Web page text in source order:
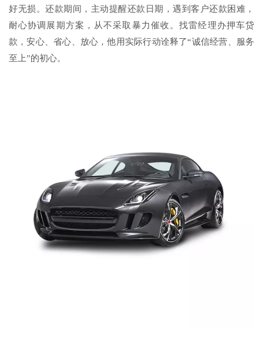
好无损。还款期间，主动提醒还款日期，遇到客户还款困难，
耐心协调展期方案，从不采取暴力催收。找雷经理办押车贷
款，安心、省心、放心，他用实际行动诠释了“诚信经营、服务
至上”的初心。